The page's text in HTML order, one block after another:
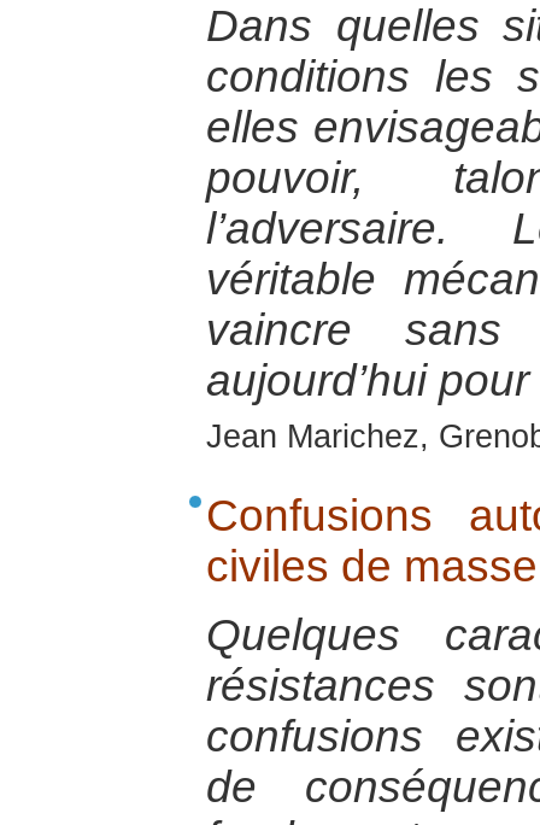
Dans quelles
conditions les
elles
pouvoir,
l’adversaire.
véritable
vaincre
aujourd’hui
Jean Marichez,
Confusions
civiles de masse
Quelques
résistances
confusions
de